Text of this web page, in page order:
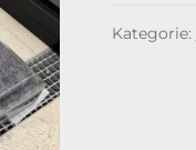
Kategorie: